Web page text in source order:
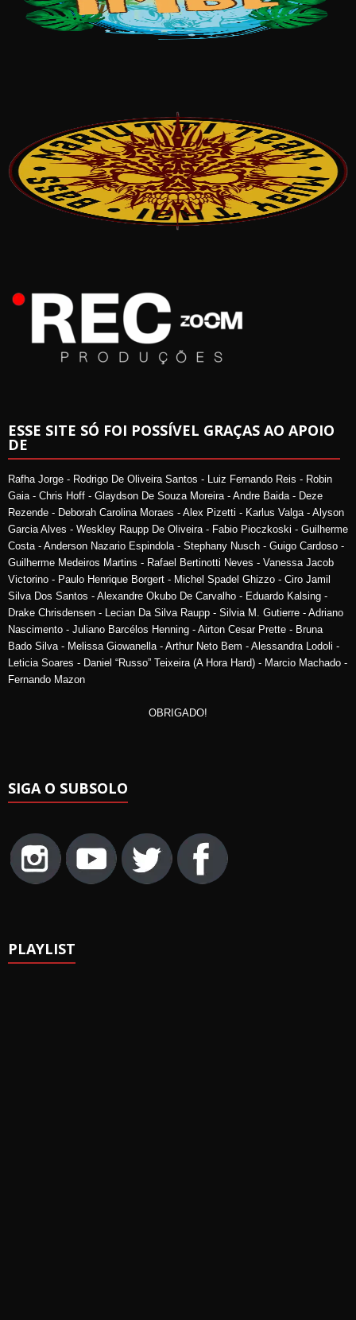
ESSE SITE SÓ FOI POSSÍVEL GRAÇAS AO APOIO
DE
Rafha Jorge - Rodrigo De Oliveira Santos - Luiz Fernando Reis - Robin
Gaia - Chris Hoff - Glaydson De Souza Moreira - Andre Baida - Deze
Rezende - Deborah Carolina Moraes - Alex Pizetti - Karlus Valga - Alyson
Garcia Alves - Weskley Raupp De Oliveira - Fabio Pioczkoski - Guilherme
Costa - Anderson Nazario Espindola - Stephany Nusch - Guigo Cardoso -
Guilherme Medeiros Martins - Rafael Bertinotti Neves - Vanessa Jacob
Victorino - Paulo Henrique Borgert - Michel Spadel Ghizzo - Ciro Jamil
Silva Dos Santos - Alexandre Okubo De Carvalho - Eduardo Kalsing -
Drake Chrisdensen - Lecian Da Silva Raupp - Silvia M. Gutierre - Adriano
Nascimento - Juliano Barcélos Henning - Airton Cesar Prette - Bruna
Bado Silva - Melissa Giowanella - Arthur Neto Bem - Alessandra Lodoli -
Leticia Soares - Daniel “Russo” Teixeira (A Hora Hard) - Marcio Machado -
Fernando Mazon
OBRIGADO!
SIGA O SUBSOLO
PLAYLIST